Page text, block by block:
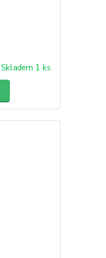
Skladem 1 ks